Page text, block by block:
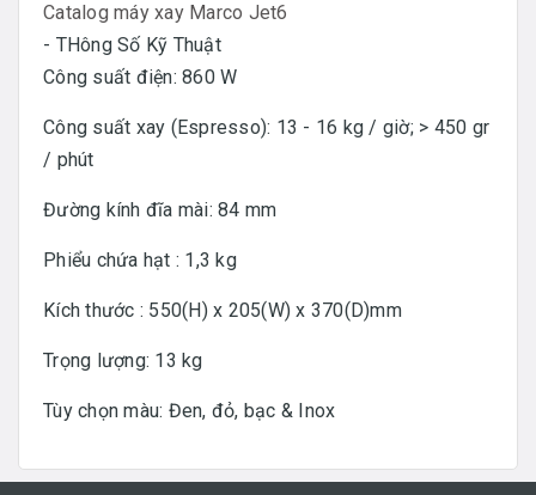
Catalog máy xay Marco Jet6
- THông Số Kỹ Thuật
Công suất điện: 860 W
Công suất xay (Espresso): 13 - 16 kg / giờ; > 450 gr
/ phút
Đường kính đĩa mài: 84 mm
Phiểu chứa hạt : 1,3 kg
Kích thước : 550(H) x 205(W) x 370(D)mm
Trọng lượng: 13 kg
Tùy chọn màu: Đen, đỏ, bạc & Inox